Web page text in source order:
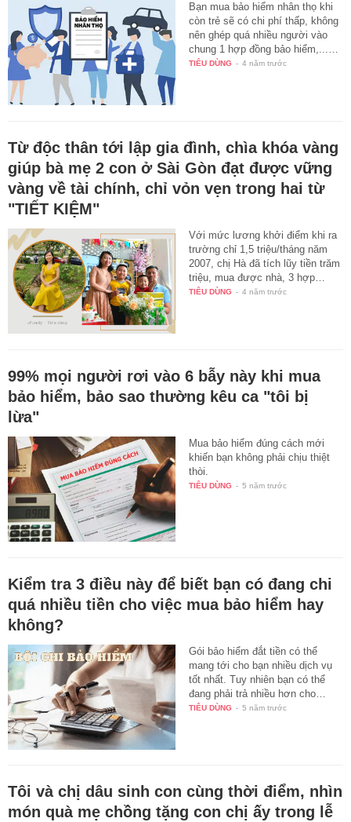
Bạn mua bảo hiểm nhân thọ khi
còn trẻ sẽ có chi phí thấp, không
nên ghép quá nhiều người vào
chung 1 hợp đồng bảo hiểm,...…
TIÊU DÙNG - 4 năm trước
Từ độc thân tới lập gia đình, chìa khóa vàng
giúp bà mẹ 2 con ở Sài Gòn đạt được vững
vàng về tài chính, chỉ vỏn vẹn trong hai từ
"TIẾT KIỆM"
Với mức lương khởi điểm khi ra
trường chỉ 1,5 triệu/tháng năm
2007, chị Hà đã tích lũy tiền trăm
triệu, mua được nhà, 3 hợp…
TIÊU DÙNG - 4 năm trước
99% mọi người rơi vào 6 bẫy này khi mua
bảo hiểm, bảo sao thường kêu ca "tôi bị
lừa"
Mua bảo hiểm đúng cách mới
khiến bạn không phải chịu thiệt
thòi.
TIÊU DÙNG - 5 năm trước
Kiểm tra 3 điều này để biết bạn có đang chi
quá nhiều tiền cho việc mua bảo hiểm hay
không?
Gói bảo hiểm đắt tiền có thể
mang tới cho bạn nhiều dịch vụ
tốt nhất. Tuy nhiên bạn có thể
đang phải trả nhiều hơn cho…
TIÊU DÙNG - 5 năm trước
Tôi và chị dâu sinh con cùng thời điểm, nhìn
món quà mẹ chồng tặng con chị ấy trong lễ